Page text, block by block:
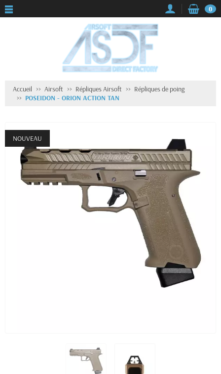
0
Accueil Airsoft Répliques Airsoft
Répliques de poing
POSEIDON - ORION ACTION TAN
NOUVEAU